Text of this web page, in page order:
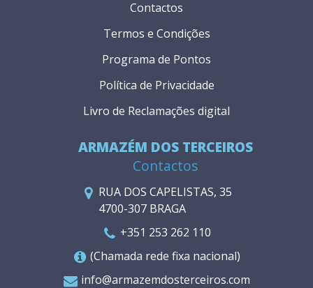
ARMAZÉM DOS TERCEIROS
Contactos
RUA DOS CAPELISTAS, 35
4700-307 BRAGA
+351 253 262 110
(Chamada rede fixa nacional)
info@armazemdosterceiros.com
Contactos
Termos e Condições
Programa de Pontos
Política de Privacidade
Livro de Reclamações digital